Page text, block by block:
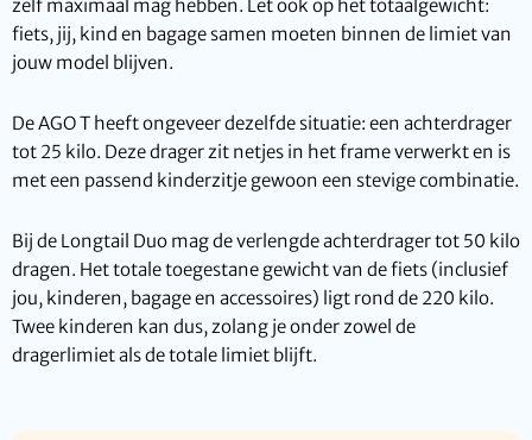
zelf maximaal mag hebben. Let ook op het totaalgewicht:
fiets, jij, kind en bagage samen moeten binnen de limiet van
jouw model blijven.
De AGO T heeft ongeveer dezelfde situatie: een achterdrager
tot 25 kilo. Deze drager zit netjes in het frame verwerkt en is
met een passend kinderzitje gewoon een stevige combinatie.
Bij de Longtail Duo mag de verlengde achterdrager tot 50 kilo
dragen. Het totale toegestane gewicht van de fiets (inclusief
jou, kinderen, bagage en accessoires) ligt rond de 220 kilo.
Twee kinderen kan dus, zolang je onder zowel de
dragerlimiet als de totale limiet blijft.